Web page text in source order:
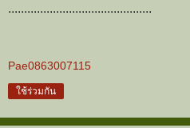
.............................................
Pae0863007115
ใช้ร่วมกัน